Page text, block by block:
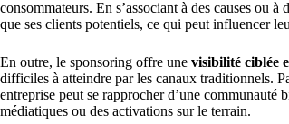
consommateurs. En s’associant à des causes ou
que ses clients potentiels, ce qui peut influencer
En outre, le sponsoring offre une visibilité ciblée
difficiles à atteindre par les canaux traditionnels.
entreprise peut se rapprocher d’une communauté
médiatiques ou des activations sur le terrain.